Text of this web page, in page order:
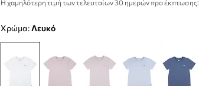
Η χαμηλότερη τιμή των τελευταίων 30 ημερών προ έκπτωσης:
Χρώμα: λευκό